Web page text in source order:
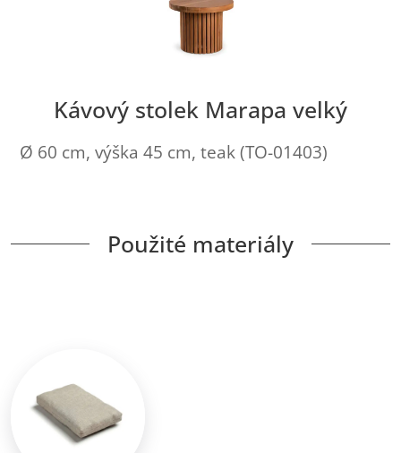
Kávový stolek Marapa velký
Ø 60 cm, výška 45 cm, teak (TO-01403)
Použité materiály